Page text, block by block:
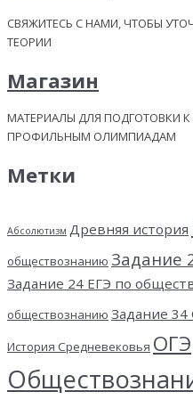
СВЯЖИТЕСЬ С НАМИ, ЧТОБЫ
ТЕОРИИ
Магазин
МАТЕРИАЛЫ ДЛЯ ПОДГОТОВКИ
ПРОФИЛЬНЫМ ОЛИМПИАДАМ
Метки
Абсолютизм Древняя история
обществознанию Задание
Задание 24 ЕГЭ по
обществознанию Задание
История Средневековья ОГЭ